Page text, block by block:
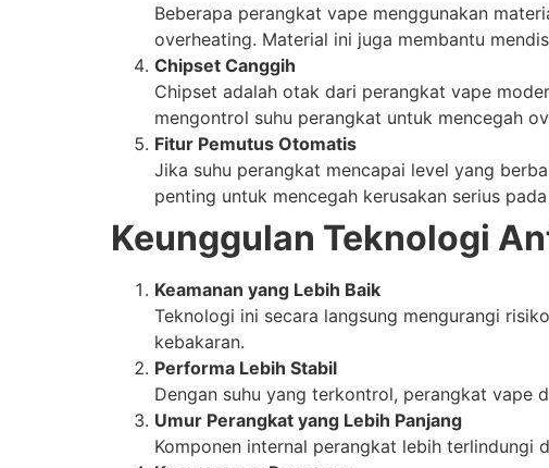
Beberapa perangkat vape menggunakan
overheating. Material ini juga membantu
Chipset Canggih
Chipset adalah otak dari perangkat vape
mengontrol suhu perangkat untuk mencegah
Fitur Pemutus Otomatis
Jika suhu perangkat mencapai level yang
penting untuk mencegah kerusakan serius
Keunggulan Teknologi
Keamanan yang Lebih Baik
Teknologi ini secara langsung mengurangi
kebakaran.
Performa Lebih Stabil
Dengan suhu yang terkontrol, perangkat vape
Umur Perangkat yang Lebih Panjang
Komponen internal perangkat lebih terlindungi